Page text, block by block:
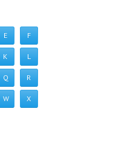
E F
K L
Q R
W X